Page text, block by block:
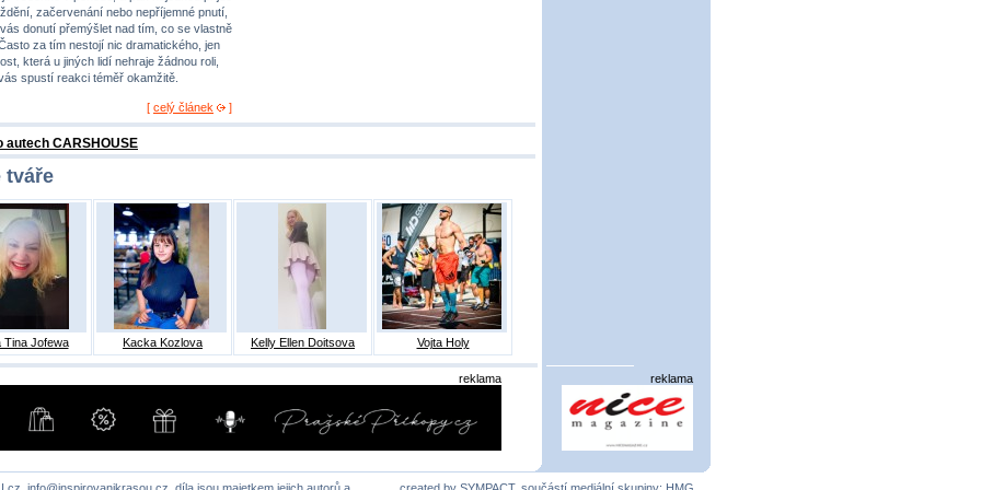
začervenání nebo nepříjemné pnutí,
donutí přemýšlet nad tím, co se vlastně
za tím nestojí nic dramatického, jen
která u jiných lidí nehraje žádnou roli,
spustí reakci téměř okamžitě.
[ celý článek ]
autech CARSHOUSE
tváře
Tina Jofewa Kacka Kozlova Kelly Ellen Doitsova Vojta Holy
reklama reklama